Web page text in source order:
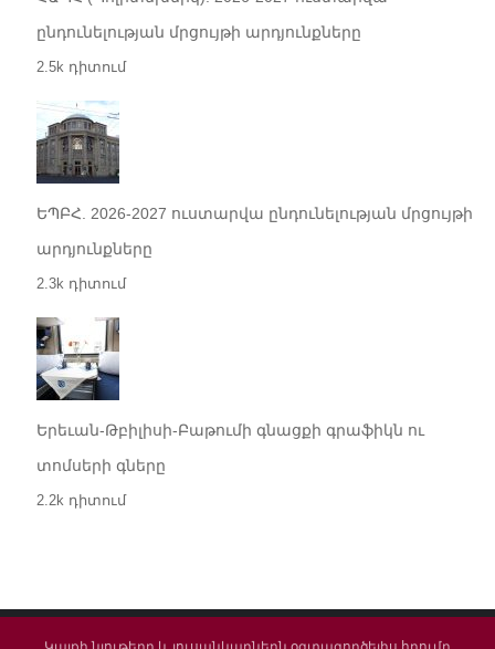
ընդունելության մրցույթի արդյունքները
2.5k դիտում
ԵՊԲՀ. 2026-2027 ուստարվա ընդունելության մրցույթի
արդյունքները
2.3k դիտում
Երեւան-Թբիլիսի-Բաթումի գնացքի գրաֆիկն ու
տոմսերի գները
2.2k դիտում